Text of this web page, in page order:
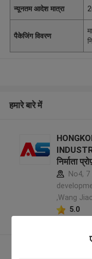
न्यूनतम आदेश मात्रा
पैकेजिंग विवरण
हमारे बारे में
निर्माता
No4,
,Wang
5.0